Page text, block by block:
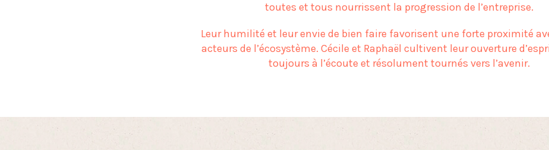
toutes et tous nourrissent la progression de l’entreprise.
Leur humilité et leur envie de bien faire favorisent une forte proximité
acteurs de l’écosystème. Cécile et Raphaël cultivent leur ouverture
toujours à l’écoute et résolument tournés vers l’avenir.